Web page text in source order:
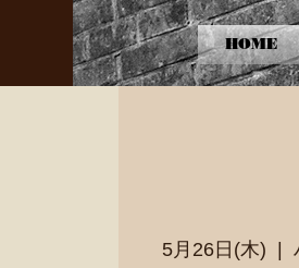
HOME
5月26日(木)